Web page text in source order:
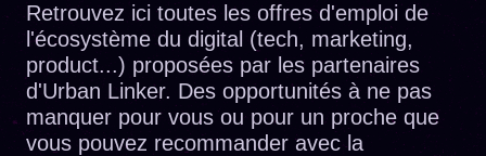
Retrouvez ici toutes les offres d'emploi de
l'écosystème du digital (tech, marketing,
product...) proposées par les partenaires
d'Urban Linker. Des opportunités à ne pas
manquer pour vous ou pour un proche que
vous pouvez recommander avec la